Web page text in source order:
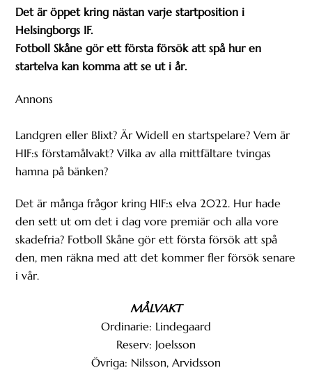
Det är öppet kring nästan varje startposition i
Helsingborgs IF.
Fotboll Skåne gör ett första försök att spå hur en
startelva kan komma att se ut i år.
Annons
Landgren eller Blixt? Är Widell en startspelare? Vem är
HIF:s förstamålvakt? Vilka av alla mittfältare tvingas
hamna på bänken?
Det är många frågor kring HIF:s elva 2022. Hur hade
den sett ut om det i dag vore premiär och alla vore
skadefria? Fotboll Skåne gör ett första försök att spå
den, men räkna med att det kommer fler försök senare
i vår.
MÅLVAKT
Ordinarie: Lindegaard
Reserv: Joelsson
Övriga: Nilsson, Arvidsson